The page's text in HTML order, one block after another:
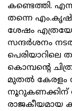
കണ്ടെത്തി.
തന്നെ
ശേഷം
സന്ദർശനം
പെരിയാറിലെ
കൊമ്പന്‍റെ
മുതൽ കേരളം
നൂറുകണക്കിന്
രാജകീയമായ